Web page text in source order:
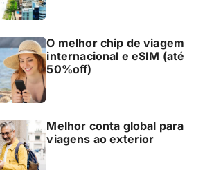
O melhor chip de viagem
internacional e eSIM (até
50%off)
Melhor conta global para
viagens ao exterior